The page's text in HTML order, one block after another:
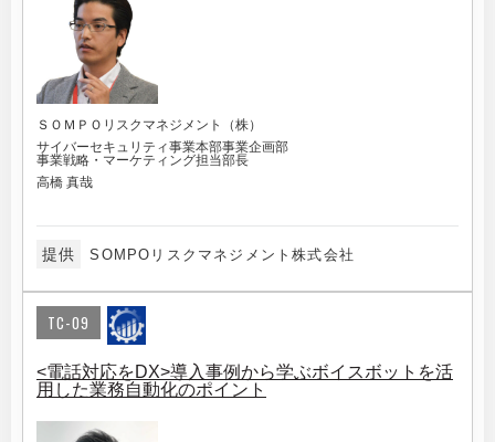
ＳＯＭＰＯリスクマネジメント（株）
サイバーセキュリティ事業本部事業企画部
事業戦略・マーケティング担当部長
高橋 真哉
提供 SOMPOリスクマネジメント株式会社
TC-09
<電話対応をDX>導入事例から学ぶボイスボットを活
用した業務自動化のポイント